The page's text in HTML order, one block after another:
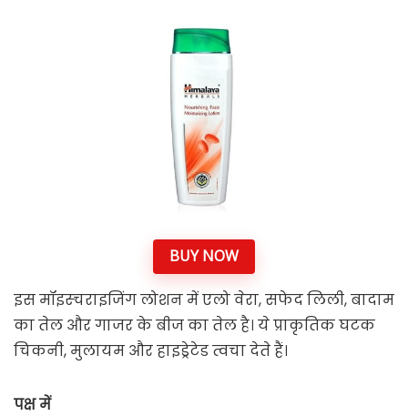
BUY NOW
इस मॉइस्चराइजिंग लोशन में एलो वेरा, सफेद लिली, बादाम
का तेल और गाजर के बीज का तेल है। ये प्राकृतिक घटक
चिकनी, मुलायम और हाइड्रेटेड त्वचा देते हैं।
पक्ष में